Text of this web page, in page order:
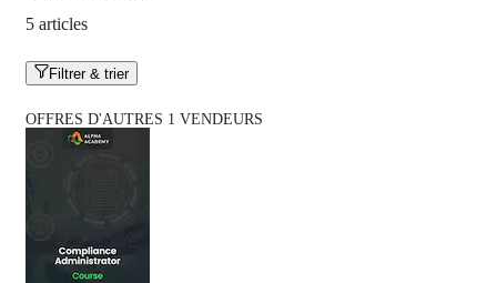
5 articles
Filtrer & trier
OFFRES D'AUTRES 1 VENDEURS